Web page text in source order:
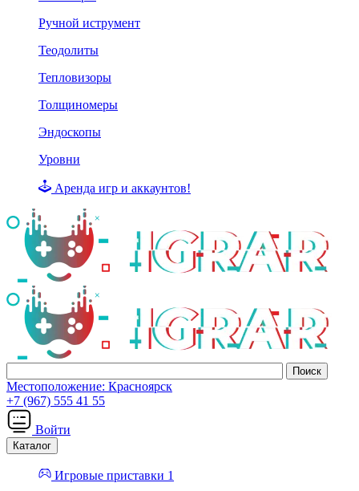
Ручной иструмент
Теодолиты
Тепловизоры
Толщиномеры
Эндоскопы
Уровни
Аренда игр и аккаунтов!
Местоположение: Красноярск
+7 (967) 555 41 55
Войти
Каталог
Игровые приставки 1